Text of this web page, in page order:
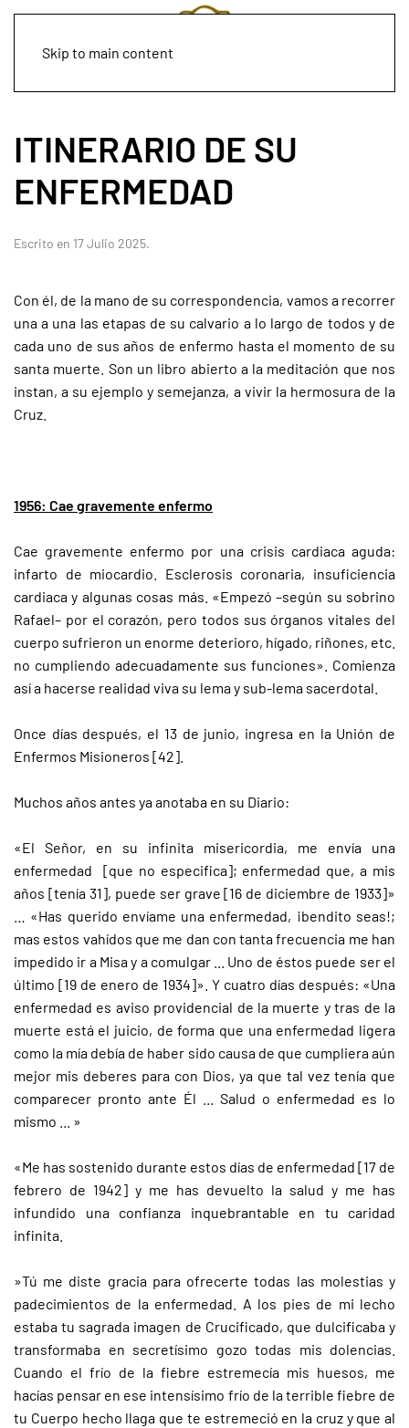
Skip to main content
ITINERARIO DE SU
ENFERMEDAD
Escrito en 17 Julio 2025.
Con él, de la mano de su correspondencia, vamos a recorrer
una a una las etapas de su calvario a lo largo de todos y de
cada uno de sus años de enfermo hasta el momento de su
santa muerte. Son un libro abierto a la meditación que nos
instan, a su ejemplo y semejanza, a vivir la hermosura de la
Cruz.
1956: Cae gravemente enfermo
Cae gravemente enfermo por una crisis cardiaca aguda:
infarto de miocardio. Esclerosis coronaria, insuficiencia
cardiaca y algunas cosas más. «Empezó –según su sobrino
Rafael– por el corazón, pero todos sus órganos vitales del
cuerpo sufrieron un enorme deterioro, hígado, riñones, etc.
no cumpliendo adecuadamente sus funciones». Comienza
así a hacerse realidad viva su lema y sub-lema sacerdotal.
Once días después, el 13 de junio, ingresa en la Unión de
Enfermos Misioneros [42].
Muchos años antes ya anotaba en su Diario:
«El Señor, en su infinita misericordia, me envía una
enfermedad [que no especifica]; enfermedad que, a mis
años [tenía 31], puede ser grave [16 de diciembre de 1933]»
… «Has querido envíame una enfermedad, ¡bendito seas!;
mas estos vahídos que me dan con tanta frecuencia me han
impedido ir a Misa y a comulgar ... Uno de éstos puede ser el
último [19 de enero de 1934]». Y cuatro días después: «Una
enfermedad es aviso providencial de la muerte y tras de la
muerte está el juicio, de forma que una enfermedad ligera
como la mía debía de haber sido causa de que cumpliera aún
mejor mis deberes para con Dios, ya que tal vez tenía que
comparecer pronto ante Él ... Salud o enfermedad es lo
mismo ... »
«Me has sostenido durante estos días de enfermedad [17 de
febrero de 1942] y me has devuelto la salud y me has
infundido una confianza inquebrantable en tu caridad
infinita.
»Tú me diste gracia para ofrecerte todas las molestias y
padecimientos de la enfermedad. A los pies de mi lecho
estaba tu sagrada imagen de Crucificado, que dulcificaba y
transformaba en secretísimo gozo todas mis dolencias.
Cuando el frío de la fiebre estremecía mis huesos, me
hacías pensar en ese intensísimo frío de la terrible fiebre de
tu Cuerpo hecho llaga que te estremeció en la cruz y que al